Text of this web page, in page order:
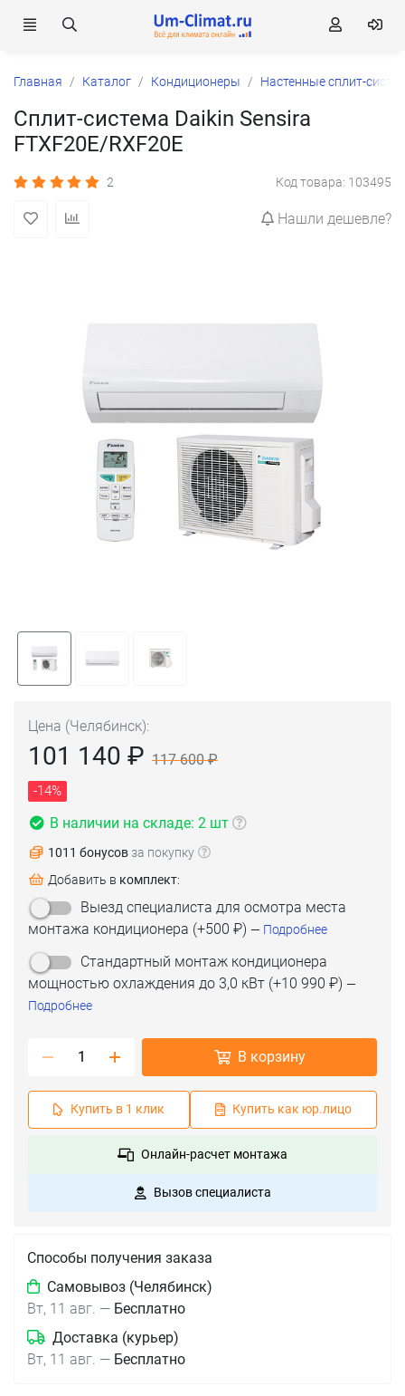
Главная Каталог Кондиционеры Настенные сплит-
Сплит-система Daikin Sensira
FTXF20E/RXF20E
2 Код товара: 103495
Нашли дешевле?
Цена (Челябинск):
101 140 ₽ 117 600 ₽
-14%
В наличии на складе: 2 шт
1011 бонусов за покупку
Добавить в комплект:
Выезд специалиста для осмотра места
монтажа кондиционера (+500 ₽) — Подробнее
Стандартный монтаж кондиционера
мощностью охлаждения до 3,0 кВт (+10 990 ₽) —
Подробнее
В корзину
Купить в 1 клик Купить как юр.лицо
Онлайн-расчет монтажа
Вызов специалиста
Способы получения заказа
Самовывоз (Челябинск)
Вт, 11 авг. — Бесплатно
Доставка (курьер)
Вт, 11 авг. — Бесплатно
(срок 2-3 дня)